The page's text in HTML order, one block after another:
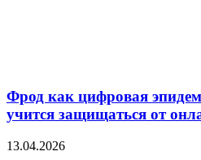
Фрод как цифровая
учится защищаться от
13.04.2026